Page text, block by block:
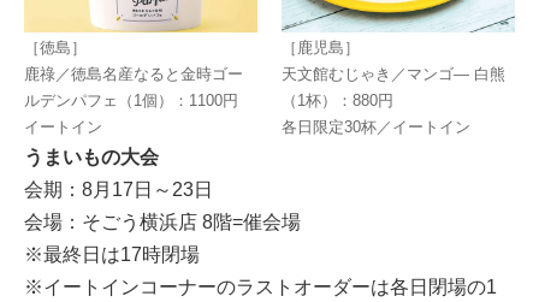
［徳島］
鹿祿／徳島名産なると金時ゴー
ルデンパフェ（1個）：1100円
イートイン
［鹿児島］
天文館むじゃき／マンゴ― 白熊
（1杯）：880円
各日限定30杯／イートイン
うまいもの大会
会期：8月17日～23日
会場：そごう横浜店 8階=催会場
※最終日は17時閉場
※イートインコーナーのラストオーダーは各日閉場の1